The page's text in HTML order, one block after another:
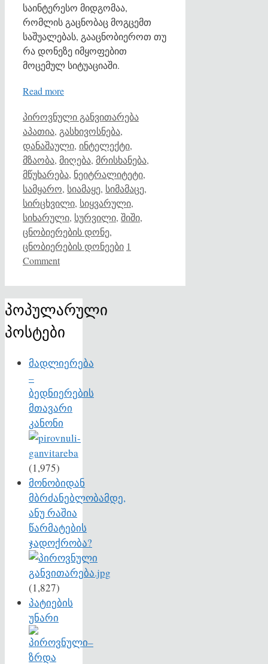
საინტერესო მიდგომაა,
რომლის გაცნობაც მოგცემთ
საშუალებას, გააცნობიეროთ თუ
რა დონეზე იმყოფებით
მოცემულ სიტუაციაში.
Read more
Categories
პიროვნული განვითარებაTags
აპათია, გასხივოსნება,
დანაშაული, ინტელექტი,
მზაობა, მიღება, მრისხანება,
მწუხარება, ნეიტრალიტეტი,
სამყარო, სიამაყე, სიმამაცე,
სირცხვილი, სიყვარული,
სიხარული, სურვილი, შიში,
ცნობიერების დონე,
ცნობიერების დონეები 1
Comment
პოპულარული
პოსტები
მადლიერება
–
ბედნიერების
მთავარი
კანონი
(1,975)
მონობიდან
მბრძანებლობამდე,
ანუ რაშია
წარმატების
ჯადოქრობა?
(1,827)
პატიების
უნარი